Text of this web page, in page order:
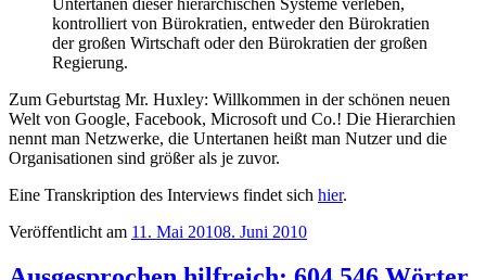
kontrolliert von Bürokratien, entweder den Bürokratien
der großen Wirtschaft oder den Bürokratien der großen
Regierung.
Zum Geburtstag Mr. Huxley: Willkommen in der schönen neuen
Welt von Google, Facebook, Microsoft und Co.! Die Hierarchien
nennt man Netzwerke, die Untertanen heißt man Nutzer und die
Organisationen sind größer als je zuvor.
Eine Transkription des Interviews findet sich hier.
Veröffentlicht am 11. Mai 20108. Juni 2010